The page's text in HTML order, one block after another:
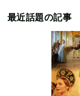
最近話題の記事